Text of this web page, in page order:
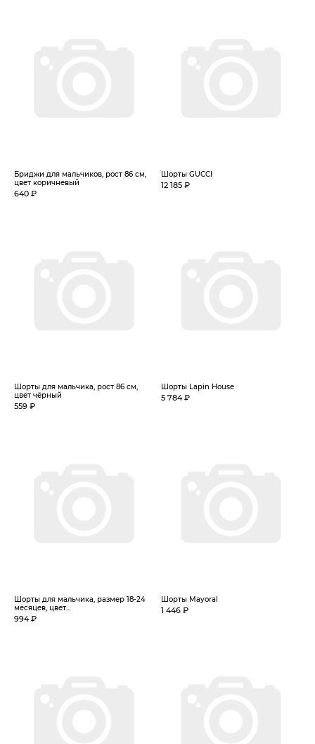
Бриджи для мальчиков, рост 86 см,
цвет коричневый
640 ₽
Шорты GUCCI
12 185 ₽
Шорты для мальчика, рост 86 см,
цвет чёрный
559 ₽
Шорты Lapin House
5 784 ₽
Шорты для мальчика, размер 18-24
месяцев, цвет...
994 ₽
Шорты Mayoral
1 446 ₽